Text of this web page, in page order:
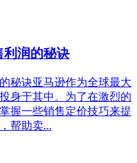
利润的秘诀
秘诀亚马逊作为全球最大
身于其中。为了在激烈的
握一些销售定价技巧来提
帮助卖...